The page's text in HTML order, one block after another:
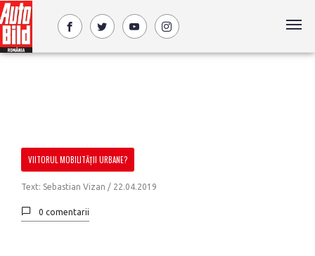
VIITORUL MOBILITĂȚII URBANE?
Text: Sebastian Vizan / 22.04.2019
0 comentarii